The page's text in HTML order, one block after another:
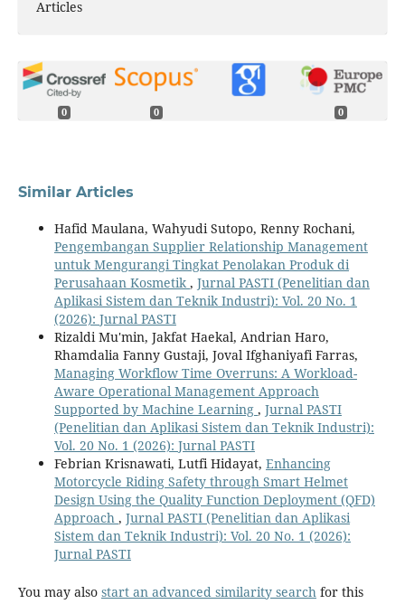
Articles
0 0 0
Similar Articles
Hafid Maulana, Wahyudi Sutopo, Renny Rochani,
Pengembangan Supplier Relationship Management
untuk Mengurangi Tingkat Penolakan Produk di
Perusahaan Kosmetik , Jurnal PASTI (Penelitian dan
Aplikasi Sistem dan Teknik Industri): Vol. 20 No. 1
(2026): Jurnal PASTI
Rizaldi Mu'min, Jakfat Haekal, Andrian Haro,
Rhamdalia Fanny Gustaji, Joval Ifghaniyafi Farras,
Managing Workflow Time Overruns: A Workload-
Aware Operational Management Approach
Supported by Machine Learning , Jurnal PASTI
(Penelitian dan Aplikasi Sistem dan Teknik Industri):
Vol. 20 No. 1 (2026): Jurnal PASTI
Febrian Krisnawati, Lutfi Hidayat, Enhancing
Motorcycle Riding Safety through Smart Helmet
Design Using the Quality Function Deployment (QFD)
Approach , Jurnal PASTI (Penelitian dan Aplikasi
Sistem dan Teknik Industri): Vol. 20 No. 1 (2026):
Jurnal PASTI
You may also start an advanced similarity searchfor this